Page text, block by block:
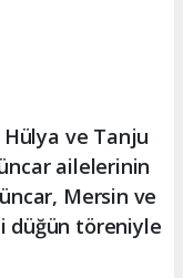
ve Tanju
ailelerinin
Mersin ve
düğün töreniyle